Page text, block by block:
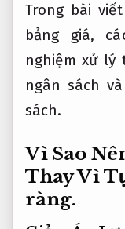
Trong bài
bảng giá,
nghiệm xử
ngân sách
sách.
Vì Sao
Thay Vì
ràng.